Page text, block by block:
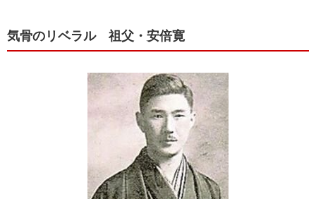
気骨のリベラル 祖父・安倍寛